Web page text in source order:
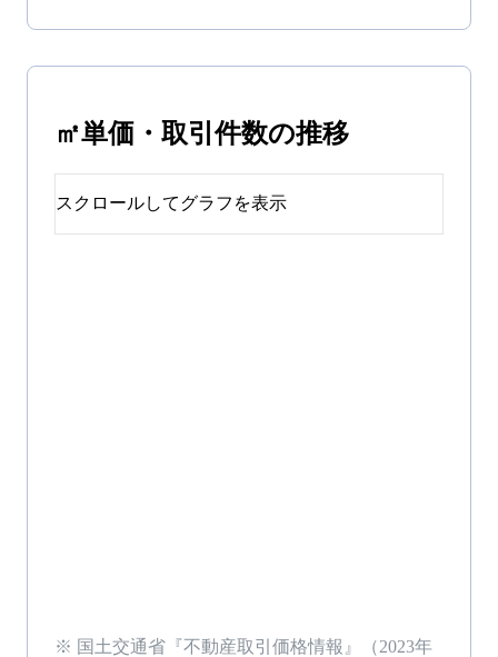
㎡単価・取引件数の推移
スクロールしてグラフを表示
※ 国土交通省『不動産取引価格情報』（2023年